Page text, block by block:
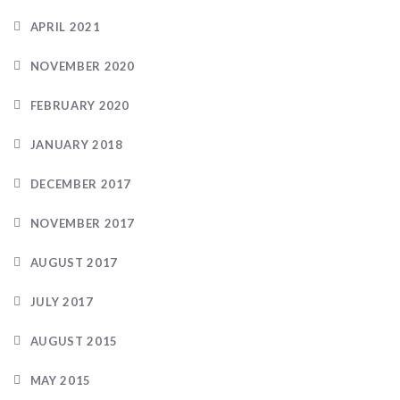
APRIL 2021
NOVEMBER 2020
FEBRUARY 2020
JANUARY 2018
DECEMBER 2017
NOVEMBER 2017
AUGUST 2017
JULY 2017
AUGUST 2015
MAY 2015